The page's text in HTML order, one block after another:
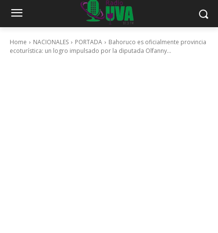
Home NACIONALES PORTADA
Bahoruco es oficialmente provincia
ecoturística: un logro impulsado por la diputada Olfanny...